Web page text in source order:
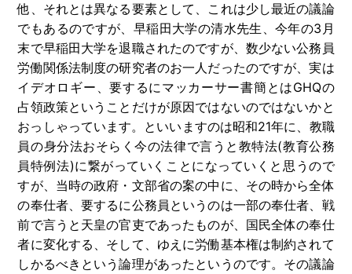
他、それとは異なる要素として、これは少し最近の議論
でもあるのですが、早稲田大学の清水先生、今年の3 月
末で早稲田大学を退職されたのですが、数少ない公務員
労働関係法制度の研究者のお一人だったのですが、実は
イデオロギー、要するにマッカーサー書簡とはGHQの
占領政策ということだけが原因ではないのではないかと
おっしゃっています。といいますのは昭和21年に、教職
員の身分法おそらく今の法律で言うと教特法(教育公務
員特例法)に繋がっていくことになっていくと思うので
すが、当時の政府・文部省の案の中に、その時から全体
の奉仕者、要するに公務員というのは一部の奉仕者、戦
前で言うと天皇の官吏であったものが、国民全体の奉仕
者に変化する、そして、ゆえに労働基本権は制約されて
しかるべきという論理があったというのです。その議論